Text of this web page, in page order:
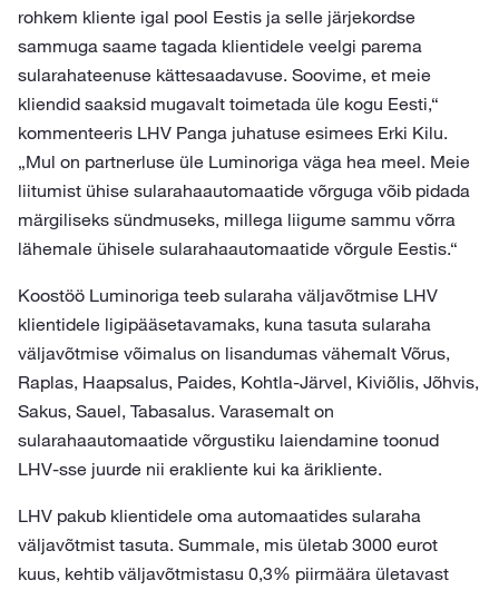
rohkem kliente igal pool Eestis ja selle järjekordse
sammuga saame tagada klientidele veelgi parema
sularahateenuse kättesaadavuse. Soovime, et meie
kliendid saaksid mugavalt toimetada üle kogu Eesti,“
kommenteeris LHV Panga juhatuse esimees Erki Kilu.
„Mul on partnerluse üle Luminoriga väga hea meel. Meie
liitumist ühise sularahaautomaatide võrguga võib pidada
märgiliseks sündmuseks, millega liigume sammu võrra
lähemale ühisele sularahaautomaatide võrgule Eestis.“
Koostöö Luminoriga teeb sularaha väljavõtmise LHV
klientidele ligipääsetavamaks, kuna tasuta sularaha
väljavõtmise võimalus on lisandumas vähemalt Võrus,
Raplas, Haapsalus, Paides, Kohtla-Järvel, Kiviõlis, Jõhvis,
Sakus, Sauel, Tabasalus. Varasemalt on
sularahaautomaatide võrgustiku laiendamine toonud
LHV-sse juurde nii erakliente kui ka ärikliente.
LHV pakub klientidele oma automaatides sularaha
väljavõtmist tasuta. Summale, mis ületab 3000 eurot
kuus, kehtib väljavõtmistasu 0,3% piirmäära ületavast